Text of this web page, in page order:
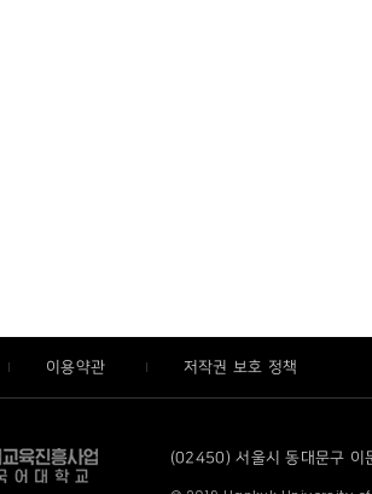
이용약관 저작권 보호 정책
(02450) 서울시 동대문구